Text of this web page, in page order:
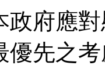
政府應
優先之考